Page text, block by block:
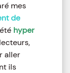
mes
de
hyper
aller
ils